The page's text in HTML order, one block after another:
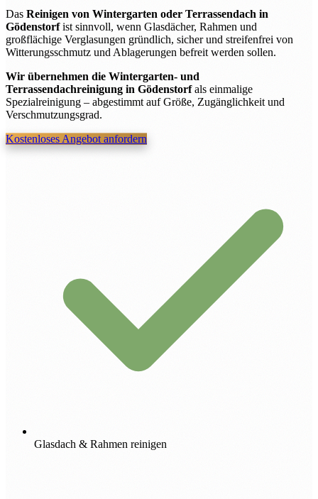
Das Reinigen von Wintergarten oder Terrassendach in
Gödenstorfist sinnvoll, wenn Glasdächer, Rahmen und
großflächige Verglasungen gründlich, sicher und streifenfrei von
Witterungsschmutz und Ablagerungen befreit werden sollen.
Wir übernehmen die Wintergarten- und
Terrassendachreinigung in Gödenstorfals einmalige
Spezialreinigung – abgestimmt auf Größe, Zugänglichkeit und
Verschmutzungsgrad.
Kostenloses Angebot anfordern
Glasdach & Rahmen reinigen